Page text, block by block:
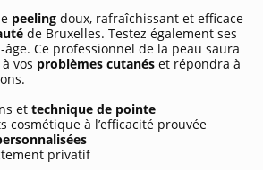
peeling doux, rafraîchissant et efficace
de Bruxelles. Testez également ses
âge. Ce professionnel de la peau saura
vos problèmes cutanés et répondra à
et technique de pointe
cosmétique à l’efficacité prouvée
privatif